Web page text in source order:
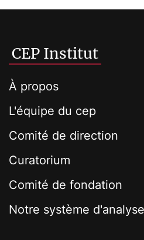
CEP Institut
À propos
L'équipe du cep
Comité de direction
Curatorium
Comité de fondation
Notre système d'analyse